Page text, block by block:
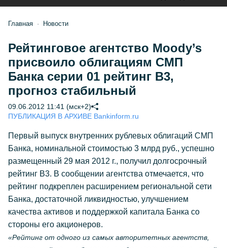
Главная Новости
Рейтинговое агентство Moody’s
присвоило облигациям СМП
Банка серии 01 рейтинг B3,
прогноз стабильный
09.06.2012 11:41 (мск+2)
ПУБЛИКАЦИЯ В АРХИВЕ Bankinform.ru
Первый выпуск внутренних рублевых облигаций СМП
Банка, номинальной стоимостью 3 млрд руб., успешно
размещенный 29 мая 2012 г., получил долгосрочный
рейтинг В3. В сообщении агентства отмечается, что
рейтинг подкреплен расширением региональной сети
Банка, достаточной ликвидностью, улучшением
качества активов и поддержкой капитала Банка со
стороны его акционеров.
«Рейтинг от одного из самых авторитетных агентств,